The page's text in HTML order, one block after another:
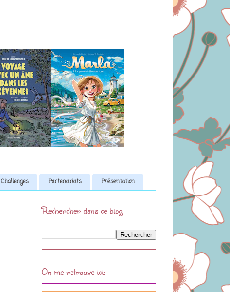
Challenges Partenariats Présentation
Rechercher dans ce blog
On me retrouve ici: